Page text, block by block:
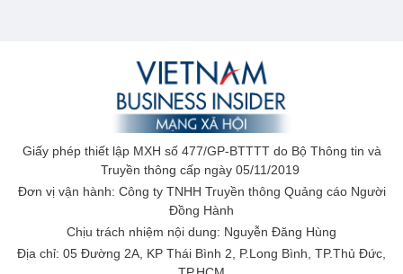
Giấy phép thiết lập MXH số 477/GP-BTTTT do Bộ Thông tin và
Truyền thông cấp ngày 05/11/2019
Đơn vị vận hành: Công ty TNHH Truyền thông Quảng cáo Người
Đồng Hành
Chịu trách nhiệm nội dung: Nguyễn Đăng Hùng
Địa chỉ: 05 Đường 2A, KP Thái Bình 2, P.Long Bình, TP.Thủ Đức,